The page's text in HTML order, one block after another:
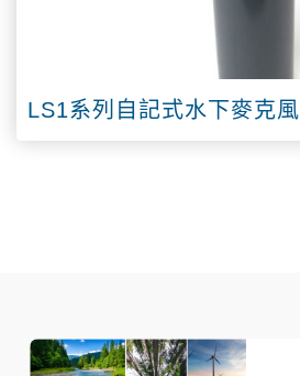
LS1系列自記式水下麥克風